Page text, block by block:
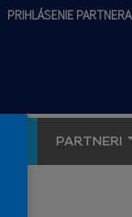
PRIHLÁSENIE PARTNERA
PARTNERI